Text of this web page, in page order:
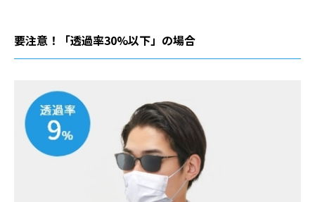
要注意！「透過率30%以下」の場合